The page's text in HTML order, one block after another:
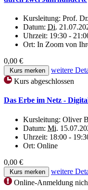
Kursleitung: Prof.
Datum: Di.
Uhrzeit: 19:30 -
Ort: In Zoom von
0,00 €
Kurs merken
weitere
Kurs abgeschlossen
Das Erbe im Netz -
Kursleitung: Oliver
Datum: Mi.
Uhrzeit: 18:00 -
Ort: Online
0,00 €
Kurs merken
weitere
Online-Anmeldung